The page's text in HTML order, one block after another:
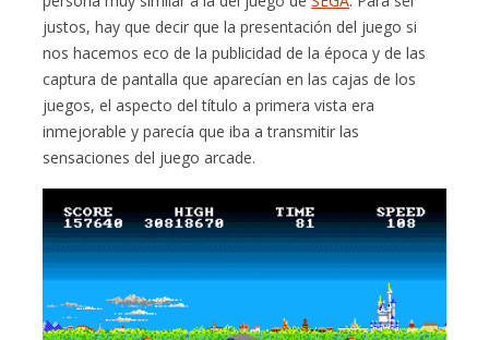
justos, hay que decir que la presentación del juego si
nos hacemos eco de la publicidad de la época y de las
captura de pantalla que aparecían en las cajas de los
juegos, el aspecto del título a primera vista era
inmejorable y parecía que iba a transmitir las
sensaciones del juego arcade.